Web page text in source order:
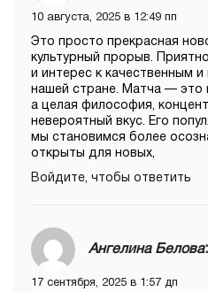
10 августа, 2025 в 12:49 пп
Это просто прекрасная
культурный прорыв.
и интерес к качественным
нашей стране. Матча — это
а целая философия,
невероятный вкус. Его
мы становимся более
открыты для новых,
Войдите, чтобы ответить
Ангелина Белова:
17 сентября, 2025 в 1:57 дп